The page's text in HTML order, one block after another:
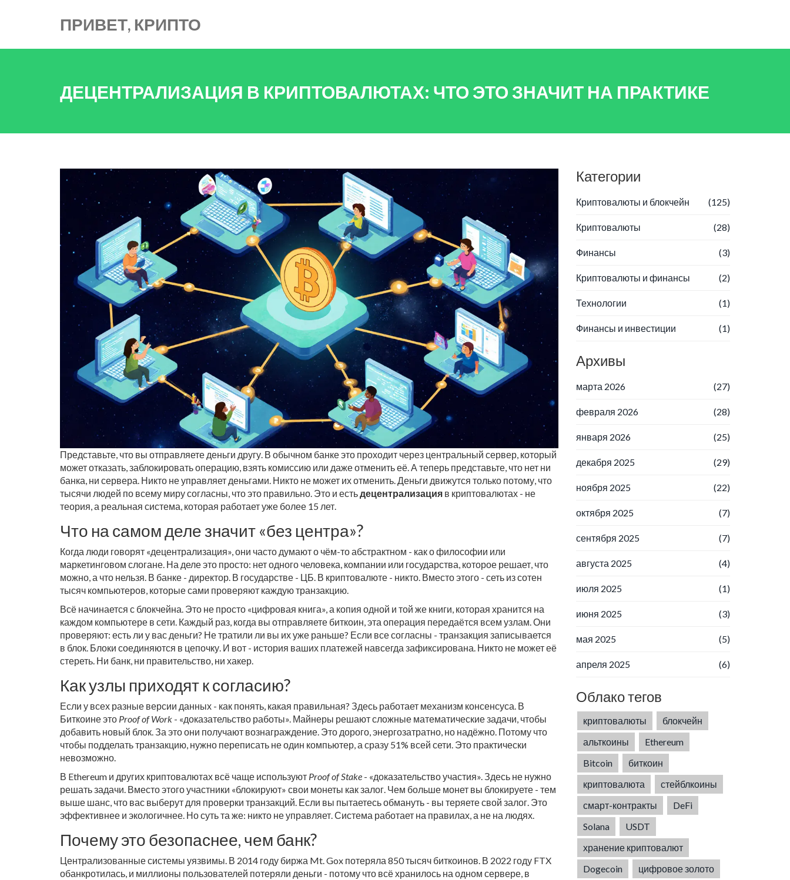
ПРИВЕТ, КРИПТО
ДЕЦЕНТРАЛИЗАЦИЯ В КРИПТОВАЛЮТАХ: ЧТО ЭТО ЗНАЧИТ НА ПРАКТИКЕ
Представьте, что вы отправляете деньги другу. В обычном банке это проходит через центральный сервер, который
может отказать, заблокировать операцию, взять комиссию или даже отменить её. А теперь представьте, что нет ни
банка, ни сервера. Никто не управляет деньгами. Никто не может их отменить. Деньги движутся только потому, что
тысячи людей по всему миру согласны, что это правильно. Это и естьдецентрализация в криптовалютах - не
теория, а реальная система, которая работает уже более 15 лет.
Что на самом деле значит «без центра»?
Когда люди говорят «децентрализация», они часто думают о чём-то абстрактном - как о философии или
маркетинговом слогане. На деле это просто: нет одного человека, компании или государства, которое решает, что
можно, а что нельзя. В банке - директор. В государстве - ЦБ. В криптовалюте - никто. Вместо этого - сеть из сотен
тысяч компьютеров, которые сами проверяют каждую транзакцию.
Всё начинается с блокчейна. Это не просто «цифровая книга», а копия одной и той же книги, которая хранится на
каждом компьютере в сети. Каждый раз, когда вы отправляете биткоин, эта операция передаётся всем узлам. Они
проверяют: есть ли у вас деньги? Не тратили ли вы их уже раньше? Если все согласны - транзакция записывается
в блок. Блоки соединяются в цепочку. И вот - история ваших платежей навсегда зафиксирована. Никто не может её
стереть. Ни банк, ни правительство, ни хакер.
Как узлы приходят к согласию?
Если у всех разные версии данных - как понять, какая правильная? Здесь работает механизм консенсуса. В
Биткоине это Proof of Work - «доказательство работы». Майнеры решают сложные математические задачи, чтобы
добавить новый блок. За это они получают вознаграждение. Это дорого, энергозатратно, но надёжно. Потому что
чтобы подделать транзакцию, нужно переписать не один компьютер, а сразу 51% всей сети. Это практически
невозможно.
В Ethereum и других криптовалютах всё чаще используют Proof of Stake - «доказательство участия». Здесь не нужно
решать задачи. Вместо этого участники «блокируют» свои монеты как залог. Чем больше монет вы блокируете - тем
выше шанс, что вас выберут для проверки транзакций. Если вы пытаетесь обмануть - вы теряете свой залог. Это
эффективнее и экологичнее. Но суть та же: никто не управляет. Система работает на правилах, а не на людях.
Почему это безопаснее, чем банк?
Централизованные системы уязвимы. В 2014 году биржа Mt. Gox потеряла 850 тысяч биткоинов. В 2022 году FTX
обанкротилась, и миллионы пользователей потеряли деньги - потому что всё хранилось на одном сервере, в
Категории
Криптовалюты и блокчейн (125)
Криптовалюты (28)
Финансы (3)
Криптовалюты и финансы (2)
Технологии (1)
Финансы и инвестиции (1)
Архивы
марта 2026 (27)
февраля 2026 (28)
января 2026 (25)
декабря 2025 (29)
ноября 2025 (22)
октября 2025 (7)
сентября 2025 (7)
августа 2025 (4)
июля 2025 (1)
июня 2025 (3)
мая 2025 (5)
апреля 2025 (6)
Облако тегов
криптовалюты
блокчейн
альткоины
Ethereum
Bitcoin
биткоин
криптовалюта
стейблкоины
смарт-контракты
DeFi
Solana
USDT
хранение криптовалют
Dogecoin
цифровое золото